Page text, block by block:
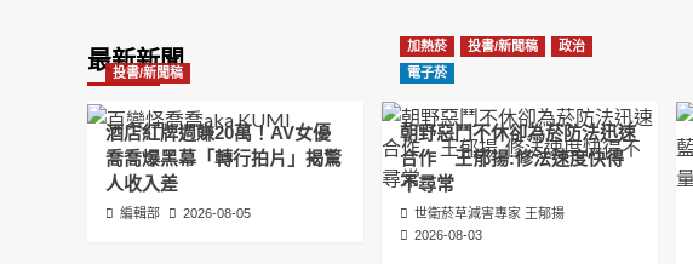
最新新聞
投書/新聞稿
酒店紅牌週賺20萬！AV女優
喬喬爆黑幕「轉行拍片」揭驚
人收入差
編輯部 2026-08-05
加熱菸 投書/新聞稿
政治
電子菸
朝野惡鬥不休卻為菸防法迅速
合作 王郁揚:修法速度快得
不尋常
世衛菸草減害專家 王郁揚
2026-08-03